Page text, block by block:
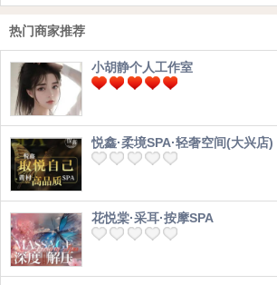
热门商家推荐
小胡静个人工作室
悦鑫·柔境SPA·轻奢空间(大兴店)
花悦棠·采耳·按摩SPA